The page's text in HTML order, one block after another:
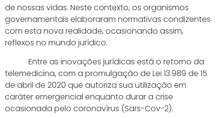
de nossas vidas. Neste contexto, os organismos
governamentais elaboraram normativas condizentes
com esta nova realidade, ocasionando assim,
reflexos no mundo jurídico.
Entre as inovações jurídicas está o retorno da
telemedicina, com a promulgação de Lei 13.989 de 15
de abril de 2020 que autoriza sua utilização em
caráter emergencial enquanto durar a crise
ocasionada pelo coronavírus (Sars-Cov-2).